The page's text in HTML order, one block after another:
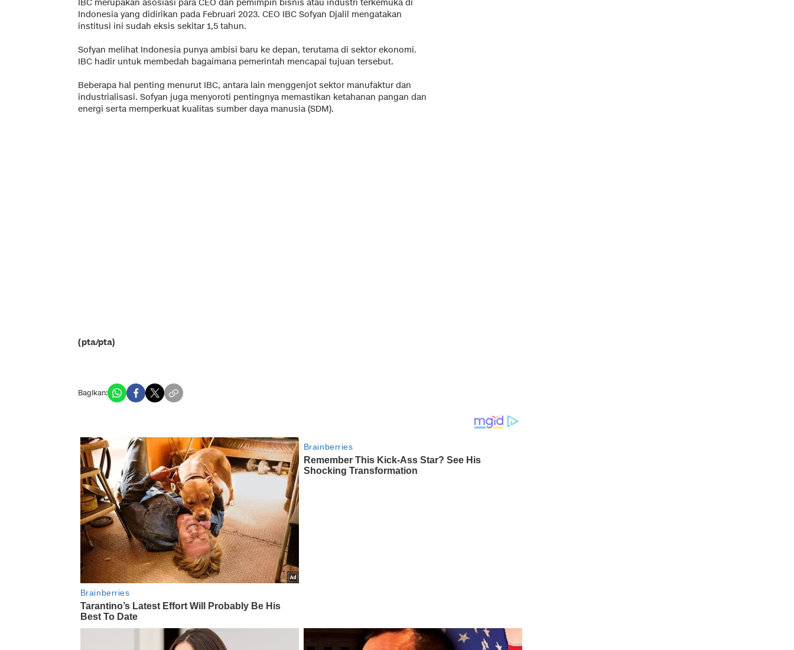
IBC merupakan asosiasi para CEO dan pemimpin bisnis atau industri terkemuka di
Indonesia yang didirikan pada Februari 2023. CEO IBC Sofyan Djalil mengatakan
institusi ini sudah eksis sekitar 1,5 tahun.
Sofyan melihat Indonesia punya ambisi baru ke depan, terutama di sektor ekonomi.
IBC hadir untuk membedah bagaimana pemerintah mencapai tujuan tersebut.
Beberapa hal penting menurut IBC, antara lain menggenjot sektor manufaktur dan
industrialisasi. Sofyan juga menyoroti pentingnya memastikan ketahanan pangan dan
energi serta memperkuat kualitas sumber daya manusia (SDM).
(pta/pta)
Bagikan: